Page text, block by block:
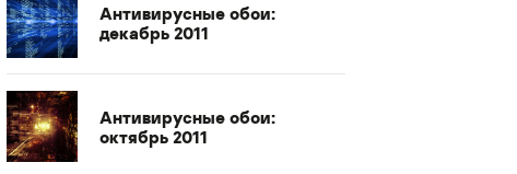
Антивирусные обои:
декабрь 2011
Антивирусные обои:
октябрь 2011